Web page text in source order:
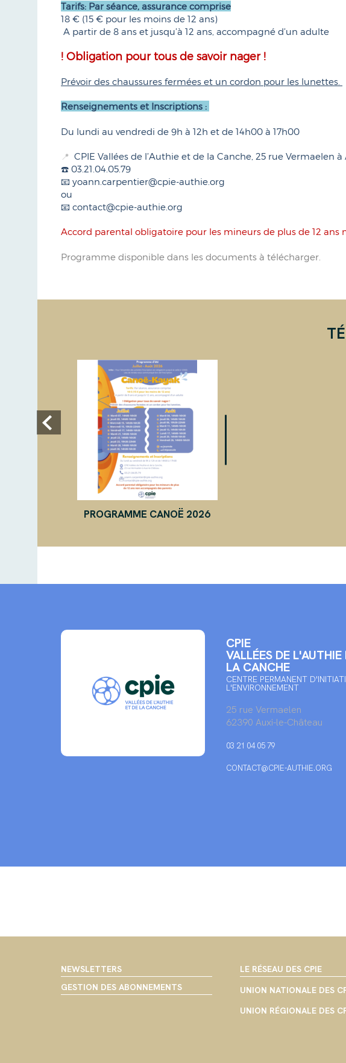
Tarifs: Par séance, assurance comprise
18 € (15 € pour les moins de 12 ans)
A partir de 8 ans et jusqu’à 12 ans, accompagné d’un adulte
! Obligation pour tous de savoir nager !
Prévoir des chaussures fermées et un cordon pour les lunettes.
Renseignements et Inscriptions :
Du lundi au vendredi de 9h à 12h et de 14h00 à 17h00
📍CPIE Vallées de l’Authie et de la Canche, 25 rue Vermaelen
☎️ 03.21.04.05.79
📧 yoann.carpentier@cpie-authie.org
ou
📧 contact@cpie-authie.org
Accord parental obligatoire pour les mineurs de plus de 12 ans
Programme disponible dans les documents à télécharger.
PROGRAMME CANOË 2026
CPIE
VALLÉES DE L'AUTHIE
LA CANCHE
CENTRE PERMANENT
L'ENVIRONNEMENT
25 rue Vermaelen
62390 Auxi-le-Château
03 21 04 05 79
CONTACT@CPIE-AUTHIE.ORG
NEWSLETTERS
GESTION DES ABONNEMENTS
LE RÉSEAU DES CPIE
UNION NATIONALE DES
UNION RÉGIONALE DES